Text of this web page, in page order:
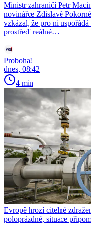
Ministr zahraničí Petr
novinářce Zdislavě
vzkázal, že pro ni
prostředí reálné…
Proboha!
dnes, 08:42
4 min
Evropě hrozí citelné
poloprázdné, situace